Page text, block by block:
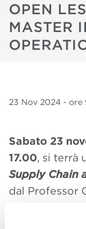
OPEN
MASTER
23 Nov 2024 - ore
Sabato 23
17.00, si terrà
Supply Chain
dal Professor
principali